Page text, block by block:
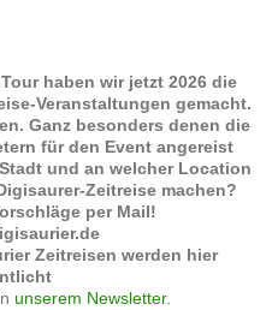
haben wir jetzt 2026 die
Veranstaltungen gemacht.
Ganz besonders denen die
für den Event angereist
und an welcher Location
Zeitreise machen?
per Mail!
Zeitreisen werden hier
unserem Newsletter.